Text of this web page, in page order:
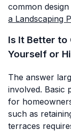
common
a Landscaping
Is It Better to
Yourself or
The answer
involved. Basic
for
such as
terraces